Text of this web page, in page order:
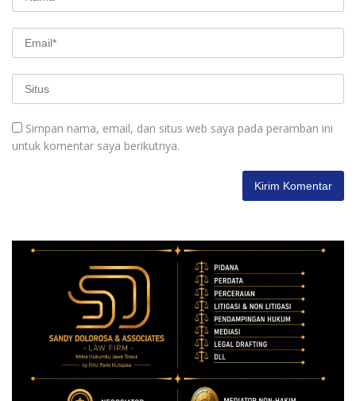
Simpan nama, email, dan situs web saya pada peramban ini
untuk komentar saya berikutnya.